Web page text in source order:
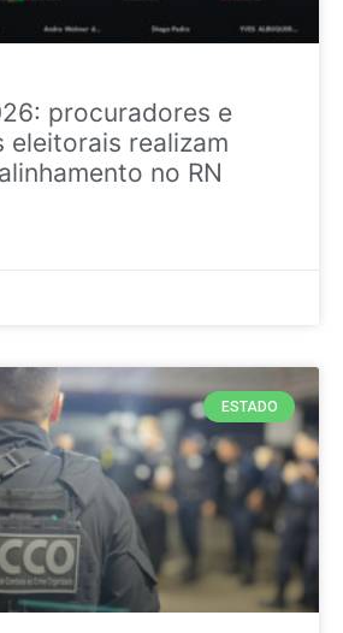
procuradores e
eleitorais realizam
no RN
ESTADO